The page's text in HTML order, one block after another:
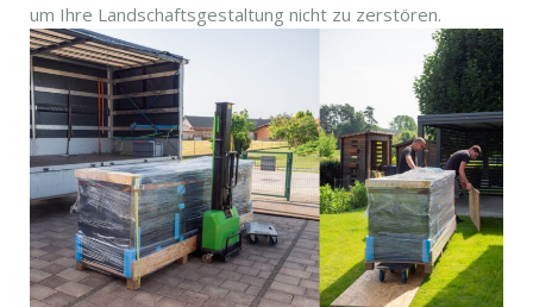
um Ihre Landschaftsgestaltung nicht zu zerstören.